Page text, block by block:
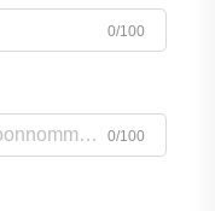
0/100
0/100